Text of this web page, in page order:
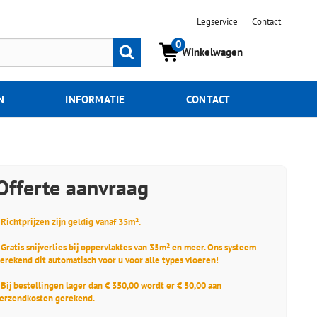
Legservice Contact
0
Winkelwagen
Zoeken
INFORMATIE CONTACT
aanvraag
zijn geldig vanaf 35m².
snijverlies bij oppervlaktes van 35m² en meer. Ons systeem
dit automatisch voor u voor alle types vloeren!
bestellingen lager dan € 350,00 wordt er € 50,00 aan
gerekend.